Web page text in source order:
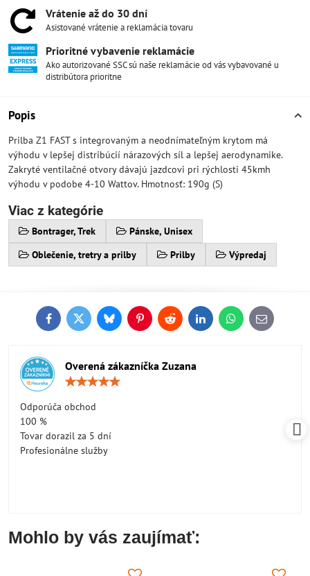
Vrátenie až do 30 dní
Asistované vrátenie a reklamácia tovaru
Prioritné vybavenie reklamácie
Ako autorizované SSC sú naše reklamácie od vás vybavované u
distribútora prioritne
Popis
Prilba Z1 FAST s integrovaným a neodnímateľným krytom má
výhodu v lepšej distribúcií nárazových síl a lepšej aerodynamike.
Zakryté ventilačné otvory dávajú jazdcovi pri rýchlosti 45kmh
výhodu v podobe 4-10 Wattov. Hmotnosť: 190g (S)
Viac z kategórie
Bontrager, Trek
Pánske, Unisex
Oblečenie, tretry a prilby
Prilby Výpredaj
FacebookTwitterBlueskyPinterestReddit LinkedInWhatsApp
E-
mail
Overená zákazníčka Zuzana
Odporúča obchod
100 %
Tovar dorazil za 5 dní
Profesionálne služby
Mohlo by vás zaujímať: